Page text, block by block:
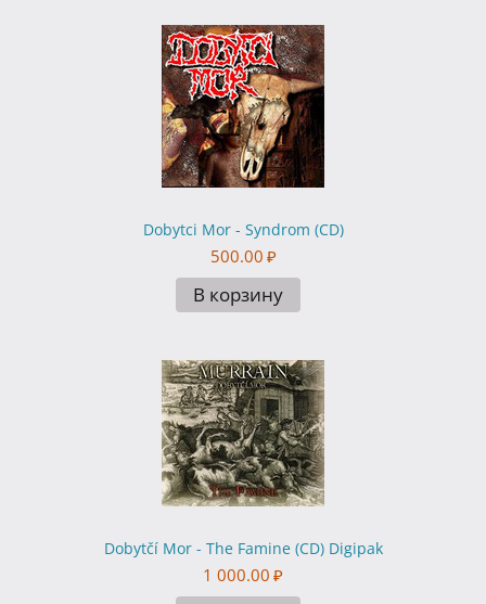
Dobytci Mor - Syndrom (CD)
500.00 ₽
В корзину
Dobytčí Mor - The Famine (CD) Digipak
1 000.00 ₽